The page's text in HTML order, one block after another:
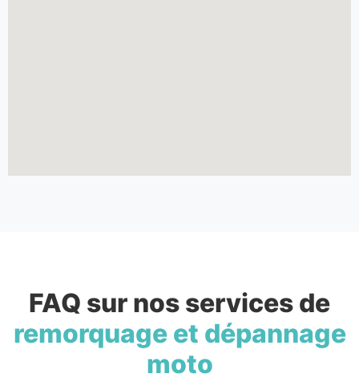
FAQ sur nos services de
remorquage et dépannage
moto